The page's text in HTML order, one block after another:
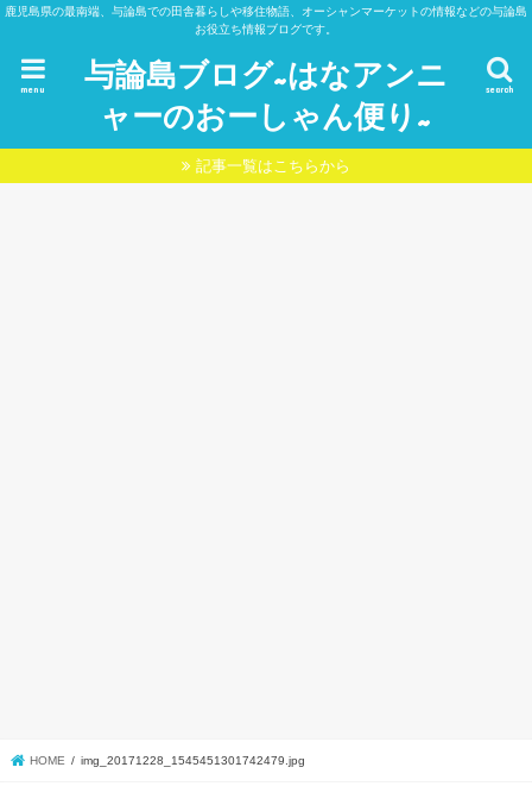
鹿児島県の最南端、与論島での田舎暮らしや移住物語、オーシャンマーケットの情報などの与論島
お役立ち情報ブログです。
与論島ブログ~はなアンニ
ャーのおーしゃん便り~
search
menu
記事一覧はこちらから
HOME img_20171228_1545451301742479.jpg